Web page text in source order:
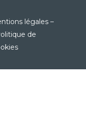
légales –
de